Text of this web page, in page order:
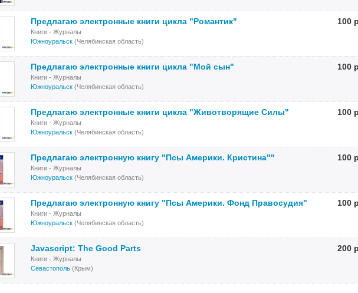
Предлагаю электронные книги цикла "Романтик" 100
Книги - Журналы
Южноуральск (Челябинская область)
Предлагаю электронные книги цикла "Мой сын" 100
Книги - Журналы
Южноуральск (Челябинская область)
Предлагаю электронные книги цикла "Животворящие Силы" 100
Книги - Журналы
Южноуральск (Челябинская область)
Предлагаю электронную книгу "Псы Америки. Кристина"" 100
Книги - Журналы
Южноуральск (Челябинская область)
Предлагаю электронную книгу "Псы Америки. Фонд Правосудия" 100
Книги - Журналы
Южноуральск (Челябинская область)
Javascript: The Good Parts 200
Книги - Журналы
Севастополь (Крым)